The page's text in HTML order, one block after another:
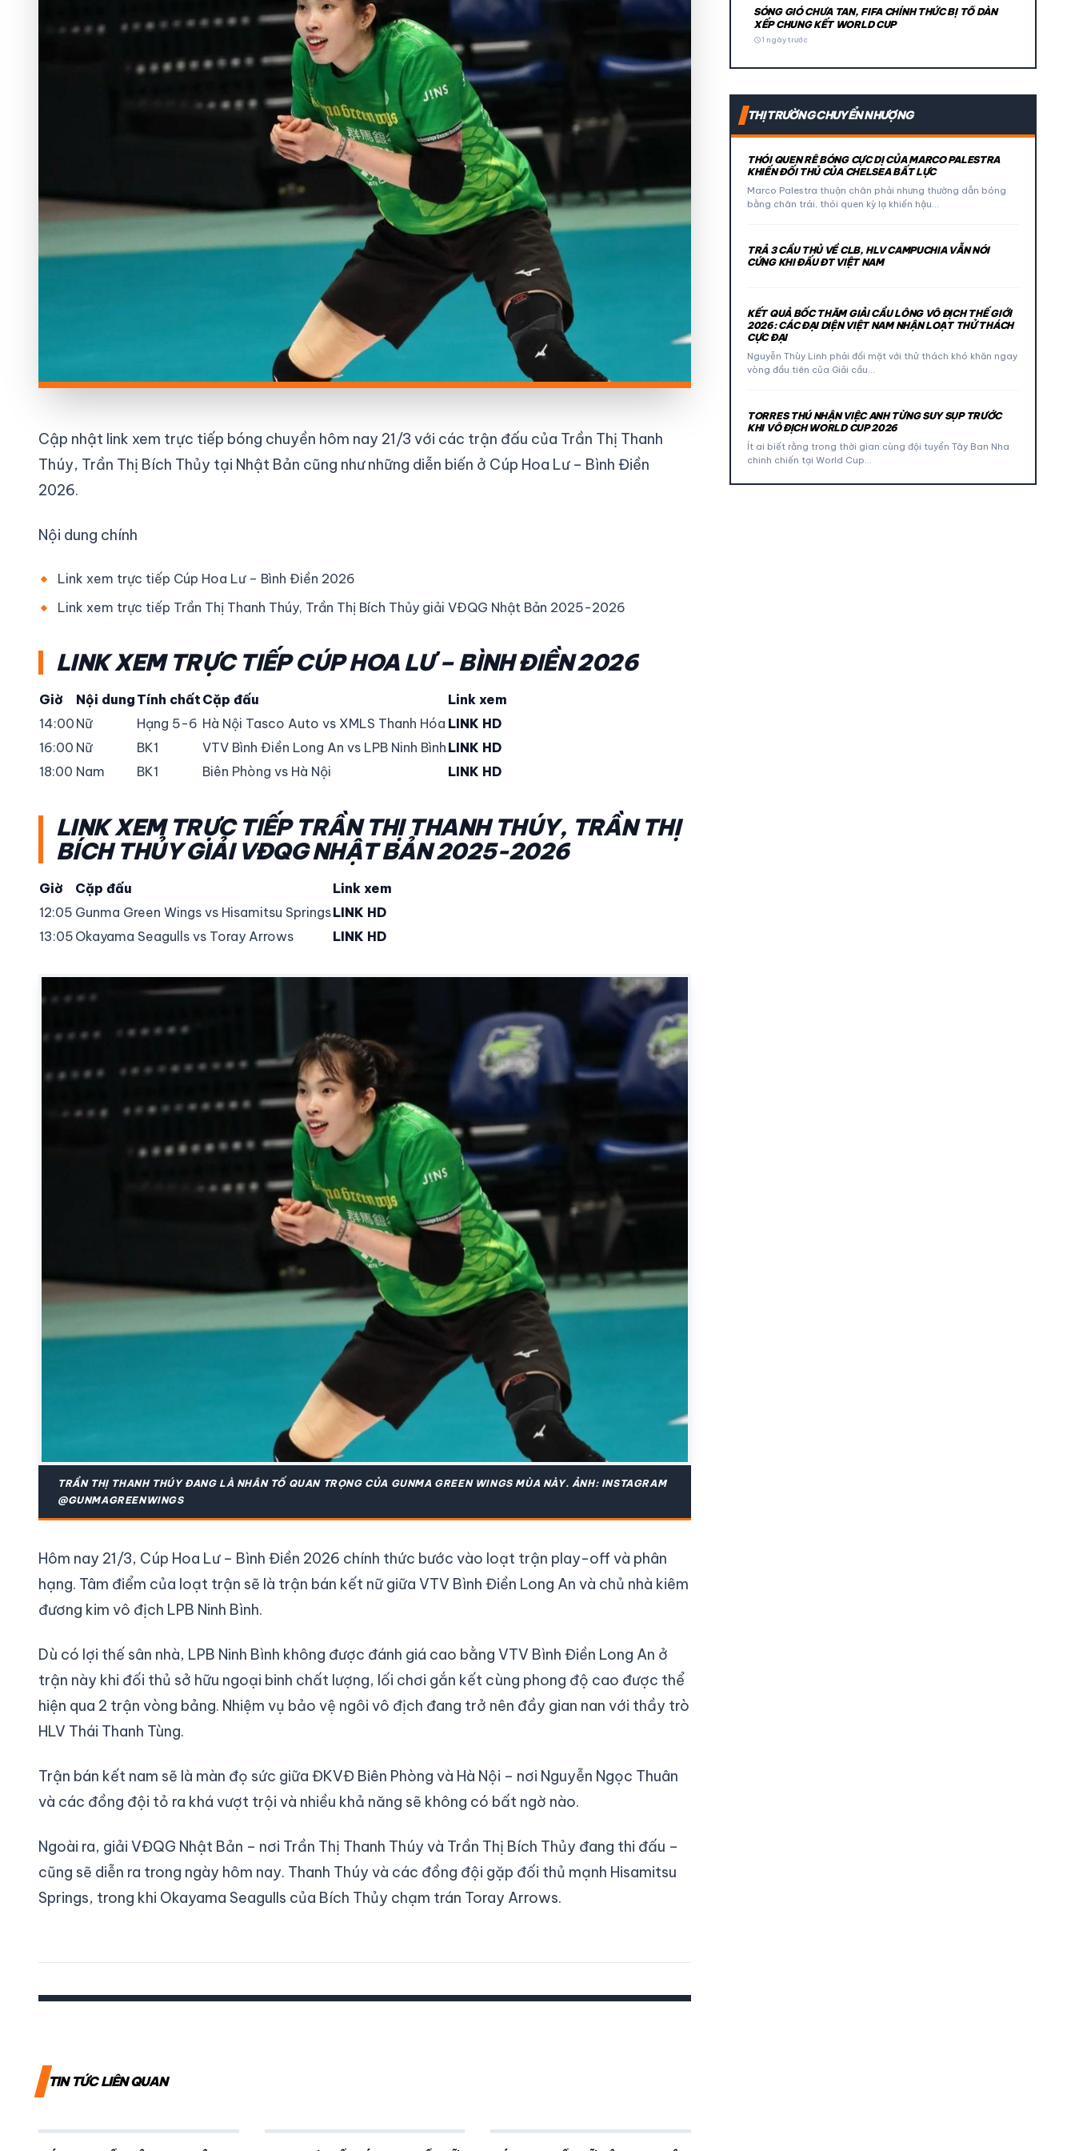
Cập nhật link xem trực tiếp bóng chuyền hôm nay 21/3 với các trận đấu của Trần Thị Thanh
Thúy, Trần Thị Bích Thủy tại Nhật Bản cũng như những diễn biến ở Cúp Hoa Lư – Bình Điền
2026.
Nội dung chính
Link xem trực tiếp Cúp Hoa Lư – Bình Điền 2026
Link xem trực tiếp Trần Thị Thanh Thúy, Trần Thị Bích Thủy giải VĐQG Nhật Bản 2025-2026
LINK XEM TRỰC TIẾP CÚP HOA LƯ – BÌNH ĐIỀN 2026
Giờ Nội dung Tính chất Cặp đấu
Link xem
14:00 Nữ Hạng 5-6 Hà Nội Tasco Auto vs XMLS Thanh Hóa LINK HD
16:00 Nữ BK1 VTV Bình Điền Long An vs LPB Ninh Bình LINK HD
18:00 Nam BK1 Biên Phòng vs Hà Nội LINK HD
LINK XEM TRỰC TIẾP TRẦN THỊ THANH THÚY, TRẦN THỊ
BÍCH THỦY GIẢI VĐQG NHẬT BẢN 2025-2026
Giờ Cặp đấu
Link xem
12:05 Gunma Green Wings vs Hisamitsu SpringsLINK HD
13:05 Okayama Seagulls vs Toray Arrows LINK HD
TRẦN THỊ THANH THÚY ĐANG LÀ NHÂN TỐ QUAN TRỌNG CỦA GUNMA GREEN WINGS MÙA NÀY. ẢNH: INSTAGRAM
@GUNMAGREENWINGS
Hôm nay 21/3, Cúp Hoa Lư – Bình Điền 2026 chính thức bước vào loạt trận play-off và phân
hạng. Tâm điểm của loạt trận sẽ là trận bán kết nữ giữa VTV Bình Điền Long An và chủ nhà kiêm
đương kim vô địch LPB Ninh Bình.
Dù có lợi thế sân nhà, LPB Ninh Bình không được đánh giá cao bằng VTV Bình Điền Long An ở
trận này khi đối thủ sở hữu ngoại binh chất lượng, lối chơi gắn kết cùng phong độ cao được thể
hiện qua 2 trận vòng bảng. Nhiệm vụ bảo vệ ngôi vô địch đang trở nên đầy gian nan với thầy trò
HLV Thái Thanh Tùng.
Trận bán kết nam sẽ là màn đọ sức giữa ĐKVĐ Biên Phòng và Hà Nội – nơi Nguyễn Ngọc Thuân
và các đồng đội tỏ ra khá vượt trội và nhiều khả năng sẽ không có bất ngờ nào.
Ngoài ra, giải VĐQG Nhật Bản – nơi Trần Thị Thanh Thúy và Trần Thị Bích Thủy đang thi đấu –
cũng sẽ diễn ra trong ngày hôm nay. Thanh Thúy và các đồng đội gặp đối thủ mạnh Hisamitsu
Springs, trong khi Okayama Seagulls của Bích Thủy chạm trán Toray Arrows.
TIN TỨC LIÊN QUAN
SÓNG GIÓ CHƯA TAN, FIFA CHÍNH THỨC BỊ TỐ DÀN
XẾP CHUNG KẾT WORLD CUP
schedule1 ngày trước
THỊ TRƯỜNG CHUYỂN NHƯỢNG
THÓI QUEN RÊ BÓNG CỰC DỊ CỦA MARCO PALESTRA
KHIẾN ĐỐI THỦ CỦA CHELSEA BẤT LỰC
Marco Palestra thuận chân phải nhưng thường dẫn bóng
bằng chân trái, thói quen kỳ lạ khiến hậu…
TRẢ 3 CẦU THỦ VỀ CLB, HLV CAMPUCHIA VẪN NÓI
CỨNG KHI ĐẤU ĐT VIỆT NAM
KẾT QUẢ BỐC THĂM GIẢI CẦU LÔNG VÔ ĐỊCH THẾ GIỚI
2026: CÁC ĐẠI DIỆN VIỆT NAM NHẬN LOẠT THỬ THÁCH
CỰC ĐẠI
Nguyễn Thùy Linh phải đối mặt với thử thách khó khăn ngay
vòng đầu tiên của Giải cầu…
TORRES THÚ NHẬN VIỆC ANH TỪNG SUY SỤP TRƯỚC
KHI VÔ ĐỊCH WORLD CUP 2026
Ít ai biết rằng trong thời gian cùng đội tuyển Tây Ban Nha
chinh chiến tại World Cup…